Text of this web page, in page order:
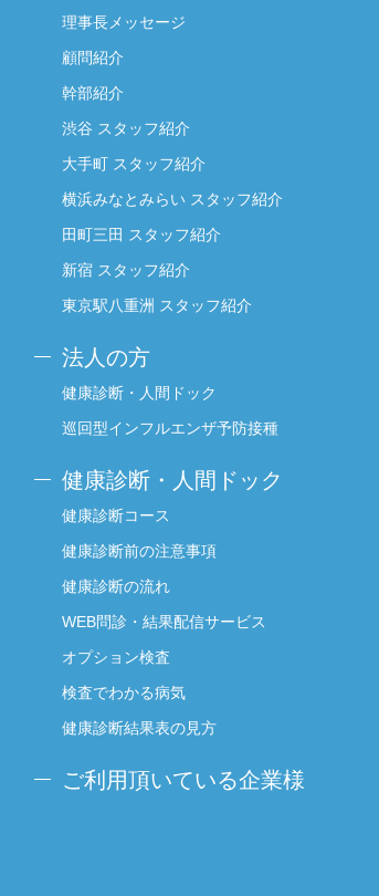
理事長メッセージ
顧問紹介
幹部紹介
渋谷 スタッフ紹介
大手町 スタッフ紹介
横浜みなとみらい スタッフ紹介
田町三田 スタッフ紹介
新宿 スタッフ紹介
東京駅八重洲 スタッフ紹介
法人の方
健康診断・人間ドック
巡回型インフルエンザ予防接種
健康診断・人間ドック
健康診断コース
健康診断前の注意事項
健康診断の流れ
WEB問診・結果配信サービス
オプション検査
検査でわかる病気
健康診断結果表の見方
ご利用頂いている企業様